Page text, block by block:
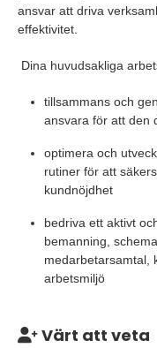
ansvar att driva
effektivitet.
Dina huvudsakliga
tillsammans och
ansvara för att den
optimera och
rutiner för att
kundnöjdhet
bedriva ett aktivt
bemanning,
medarbetarsamtal,
arbetsmiljö
Värt att veta